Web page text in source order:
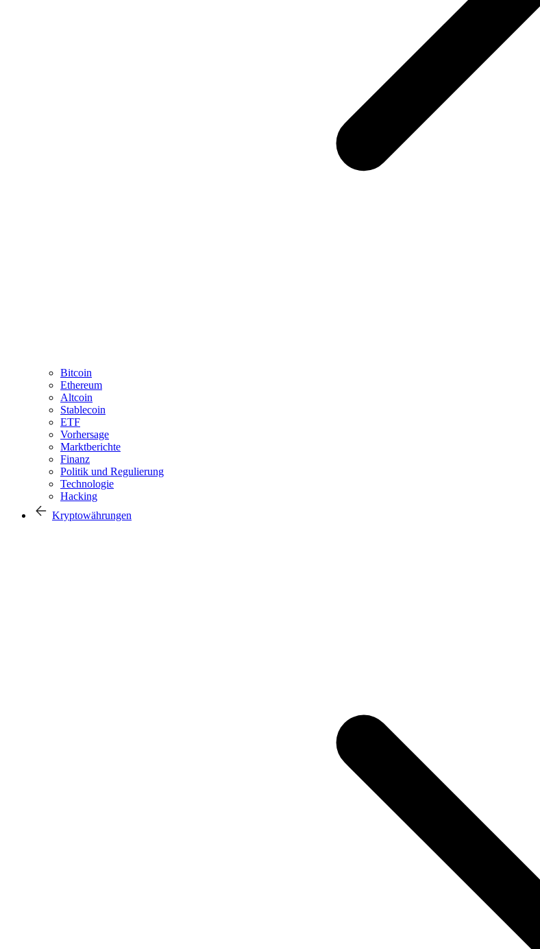
Bitcoin
Ethereum
Altcoin
Stablecoin
ETF
Vorhersage
Marktberichte
Finanz
Politik und Regulierung
Technologie
Hacking
Kryptowährungen